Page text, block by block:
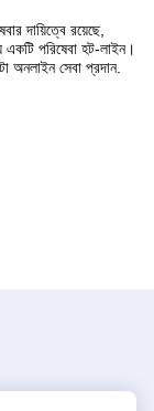
দায়িত্বে রয়েছে,
পরিষেবা হট-লাইন।
অনলাইন সেবা প্রদান.